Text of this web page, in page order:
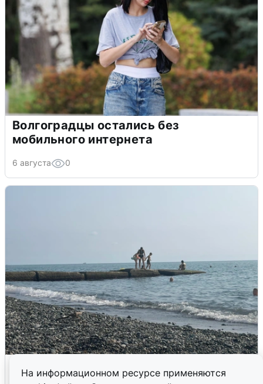
На информационном ресурсе применяются
Волгоградцы остались без
мобильного интернета
6 августа 0